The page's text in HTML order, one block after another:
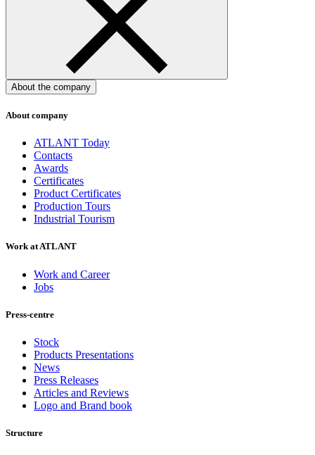
About the company
About company
ATLANT Today
Contacts
Awards
Certificates
Product Certificates
Production Tours
Industrial Tourism
Work at ATLANT
Work and Career
Jobs
Press-centre
Stock
Products Presentations
News
Press Releases
Articles and Reviews
Logo and Brand book
Structure